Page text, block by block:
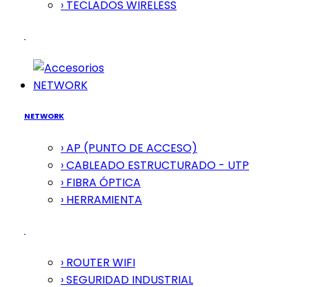
› TECLADOS WIRELESS
NETWORK
NETWORK
› AP (PUNTO DE ACCESO)
› CABLEADO ESTRUCTURADO - UTP
› FIBRA ÓPTICA
› HERRAMIENTA
› ROUTER WIFI
› SEGURIDAD INDUSTRIAL